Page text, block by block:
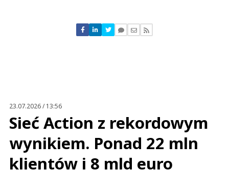
Nie znaleziono komentarzy
Zostaw swoje komentarze
23.07.2026 / 13:56
Sieć Action z rekordowym
wynikiem. Ponad 22 mln
klientów i 8 mld euro